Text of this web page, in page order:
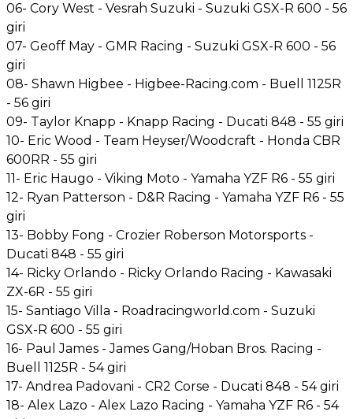
06- Cory West - Vesrah Suzuki - Suzuki GSX-R 600 - 56
giri
07- Geoff May - GMR Racing - Suzuki GSX-R 600 - 56
giri
08- Shawn Higbee - Higbee-Racing.com - Buell 1125R
- 56 giri
09- Taylor Knapp - Knapp Racing - Ducati 848 - 55 giri
10- Eric Wood - Team Heyser/Woodcraft - Honda CBR
600RR - 55 giri
11- Eric Haugo - Viking Moto - Yamaha YZF R6 - 55 giri
12- Ryan Patterson - D&R Racing - Yamaha YZF R6 - 55
giri
13- Bobby Fong - Crozier Roberson Motorsports -
Ducati 848 - 55 giri
14- Ricky Orlando - Ricky Orlando Racing - Kawasaki
ZX-6R - 55 giri
15- Santiago Villa - Roadracingworld.com - Suzuki
GSX-R 600 - 55 giri
16- Paul James - James Gang/Hoban Bros. Racing -
Buell 1125R - 54 giri
17- Andrea Padovani - CR2 Corse - Ducati 848 - 54 giri
18- Alex Lazo - Alex Lazo Racing - Yamaha YZF R6 - 54